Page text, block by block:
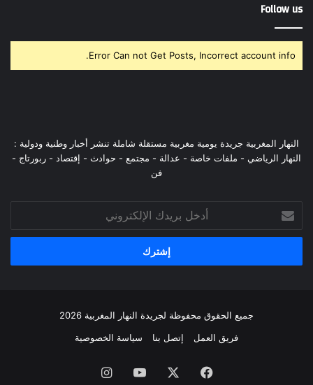
Follow us
Error Can not Get Posts, Incorrect account info.
النهار المغربية جريدة يومية مغربية مستقلة شاملة تنشر أخبار وطنية ودولية :
النهار الرياضي - ملفات خاصة - عدالة - مجتمع - حوادث - إقتصاد - ربورتاج -
فن
بريدك
الإلكتروني
جميع الحقوق محفوظة لجريدة النهار المغربية 2026
فريق العمل
إتصل بنا سياسة الخصوصية
فيسبوك ‫YouTube